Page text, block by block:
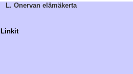
L. Onervan elämäkerta
Linkit